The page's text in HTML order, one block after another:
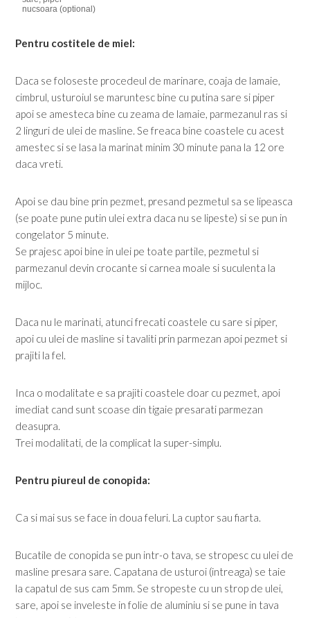
nucsoara (optional)
Pentru costitele de miel:
Daca se foloseste procedeul de marinare, coaja de lamaie,
cimbrul, usturoiul se maruntesc bine cu putina sare si piper
apoi se amesteca bine cu zeama de lamaie, parmezanul ras si
2 linguri de ulei de masline. Se freaca bine coastele cu acest
amestec si se lasa la marinat minim 30 minute pana la 12 ore
daca vreti.
Apoi se dau bine prin pezmet, presand pezmetul sa se lipeasca
(se poate pune putin ulei extra daca nu se lipeste) si se pun in
congelator 5 minute.
Se prajesc apoi bine in ulei pe toate partile, pezmetul si
parmezanul devin crocante si carnea moale si suculenta la
mijloc.
Daca nu le marinati, atunci frecati coastele cu sare si piper,
apoi cu ulei de masline si tavaliti prin parmezan apoi pezmet si
prajiti la fel.
Inca o modalitate e sa prajiti coastele doar cu pezmet, apoi
imediat cand sunt scoase din tigaie presarati parmezan
deasupra.
Trei modalitati, de la complicat la super-simplu.
Pentru piureul de conopida:
Ca si mai sus se face in doua feluri. La cuptor sau fiarta.
Bucatile de conopida se pun intr-o tava, se stropesc cu ulei de
masline presara sare. Capatana de usturoi (intreaga) se taie
la capatul de sus cam 5mm. Se stropeste cu un strop de ulei,
sare, apoi se inveleste in folie de aluminiu si se pune in tava